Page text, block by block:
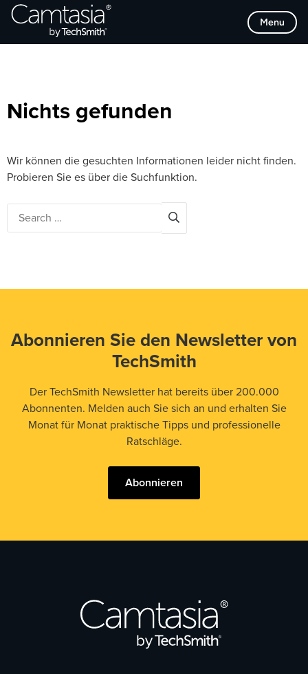
Direkt
zum
Menu
Browse Categories
Nichts gefunden
Wir können die gesuchten Informationen leider nicht finden.
Probieren Sie es über die Suchfunktion.
Abonnieren Sie den Newsletter von
TechSmith
Der TechSmith Newsletter hat bereits über 200.000
Abonnenten. Melden auch Sie sich an und erhalten Sie
Monat für Monat praktische Tipps und professionelle
Ratschläge.
Abonnieren